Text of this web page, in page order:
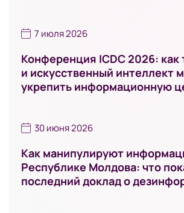
7 июля 2026
Конференция ICDC 2026: как
и искусственный интеллект
укрепить информационную
30 июня 2026
Как манипулируют
Республике Молдова: что
последний доклад о